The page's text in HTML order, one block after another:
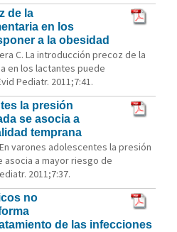
de la
en los
a la obesidad
C. La introducción precoz de la
en los lactantes puede
Pediatr. 2011;7:41.
la presión
se asocia a
temprana
varones adolescentes la presión
a mayor riesgo de
2011;7:37.
no
de las infecciones